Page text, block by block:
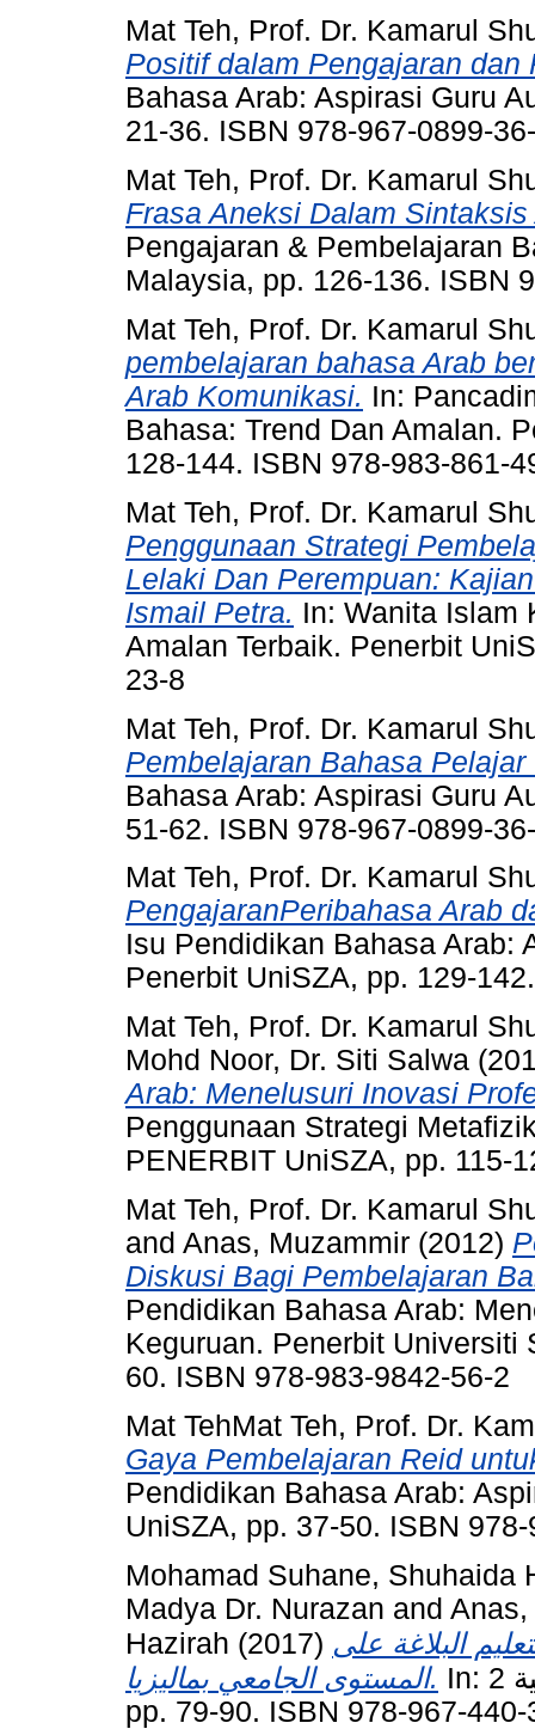
Mat Teh, Prof. Dr. Kamarul
Positif dalam Pengajaran dan
Bahasa Arab: Aspirasi Guru
21-36. ISBN 978-967-0899-
Mat Teh, Prof. Dr. Kamarul
Frasa Aneksi Dalam Sintaksis
Pengajaran & Pembelajaran
Malaysia, pp. 126-136. ISBN
Mat Teh, Prof. Dr. Kamarul
pembelajaran bahasa Arab
Arab Komunikasi. In:
Bahasa: Trend Dan Amalan.
128-144. ISBN 978-983-861-
Mat Teh, Prof. Dr. Kamarul
Penggunaan Strategi
Lelaki Dan Perempuan:
Ismail Petra. In: Wanita Islam
Amalan Terbaik. Penerbit
23-8
Mat Teh, Prof. Dr. Kamarul
Pembelajaran Bahasa Pelajar
Bahasa Arab: Aspirasi Guru
51-62. ISBN 978-967-0899-
Mat Teh, Prof. Dr. Kamarul
PengajaranPeribahasa Arab
Isu Pendidikan Bahasa Arab:
Penerbit UniSZA, pp. 129-
Mat Teh, Prof. Dr. Kamarul
Mohd Noor, Dr. Siti Salwa
Arab: Menelusuri Inovasi
Penggunaan Strategi
PENERBIT UniSZA, pp. 115-
Mat Teh, Prof. Dr. Kamarul
and Anas, Muzammir (2012)
Diskusi Bagi Pembelajaran
Pendidikan Bahasa Arab:
Keguruan. Penerbit Universiti
60. ISBN 978-983-9842-56-2
Mat TehMat Teh, Prof. Dr.
Gaya Pembelajaran Reid
Pendidikan Bahasa Arab:
UniSZA, pp. 37-50. ISBN
Mohamad Suhane, Shuhaida
Madya Dr. Nurazan and Anas,
Hazirah (2017) البلاغة على
المستوى الجامعي بماليزيا. In: قضايا في اللغة العربية 2. USIM PRESS,
pp. 79-90. ISBN 978-967-440-